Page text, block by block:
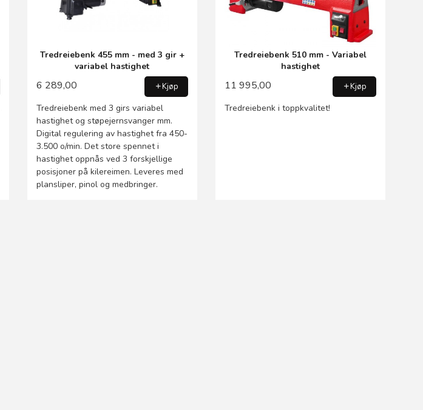
Tredreiebenk 455 mm - med 3 gir +
variabel hastighet
6 289,00 Kjøp
Tredreiebenk med 3 girs variabel
hastighet og støpejernsvanger mm.
Digital regulering av hastighet fra 450-
3.500 o/min. Det store spennet i
hastighet oppnås ved 3 forskjellige
posisjoner på kilereimen. Leveres med
plansliper, pinol og medbringer.
Tredreiebenk 510 mm - Variabel
hastighet
11 995,00 Kjøp
Tredreiebenk i toppkvalitet!